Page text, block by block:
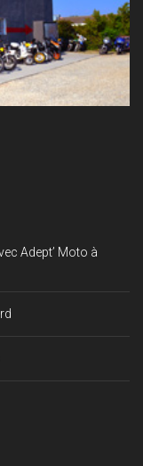
Adept’ Moto à